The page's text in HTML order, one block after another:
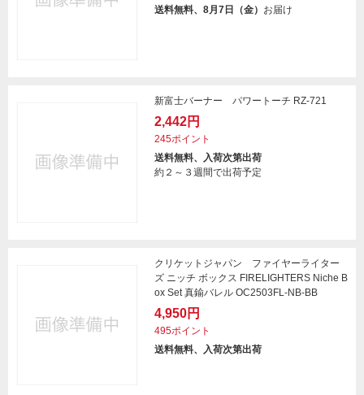
送料無料、8月7日（金） お届け
新富士バーナー パワートーチ RZ-721
2,442円
245ポイント
送料無料、入荷次第出荷
約２～３週間で出荷予定
クリケットジャパン ファイヤーライター
ズ ニッチ ボックス FIRELIGHTERS Niche B
ox Set 真鍮バレル OC2503FL-NB-BB
4,950円
495ポイント
送料無料、入荷次第出荷